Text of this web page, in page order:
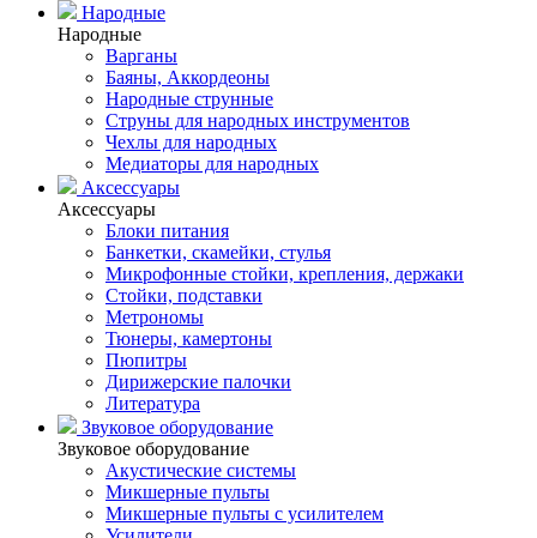
Народные
Народные
Варганы
Баяны, Аккордеоны
Народные струнные
Струны для народных инструментов
Чехлы для народных
Медиаторы для народных
Аксессуары
Аксессуары
Блоки питания
Банкетки, скамейки, стулья
Микрофонные стойки, крепления, держаки
Стойки, подставки
Метрономы
Тюнеры, камертоны
Пюпитры
Дирижерские палочки
Литература
Звуковое оборудование
Звуковое оборудование
Акустические системы
Микшерные пульты
Микшерные пульты с усилителем